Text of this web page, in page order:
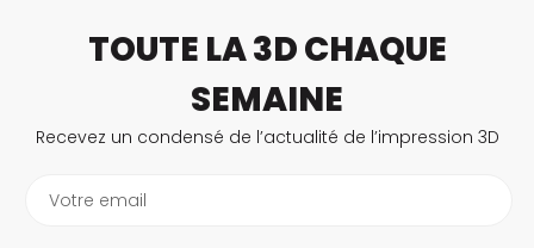
LIRE LA SUITE
TOUTE LA 3D CHAQUE
SEMAINE
Recevez un condensé de l’actualité de l’impression 3D
Votre email